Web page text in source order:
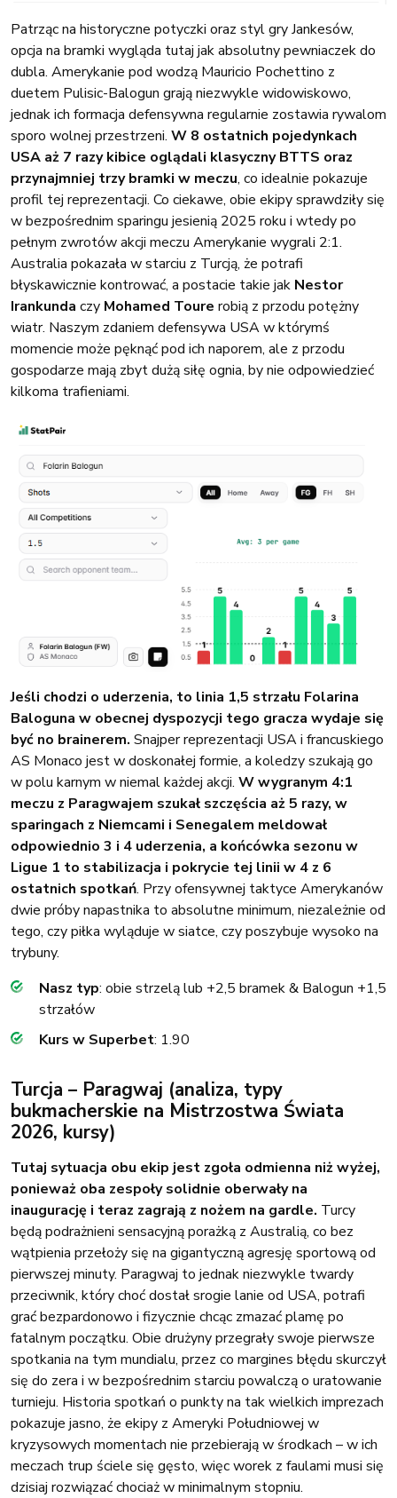
Patrząc na historyczne potyczki oraz styl gry Jankesów,
opcja na bramki wygląda tutaj jak absolutny pewniaczek do
dubla. Amerykanie pod wodzą Mauricio Pochettino z
duetem Pulisic-Balogun grają niezwykle widowiskowo,
jednak ich formacja defensywna regularnie zostawia rywalom
sporo wolnej przestrzeni. W 8 ostatnich pojedynkach
USA aż 7 razy kibice oglądali klasyczny BTTS oraz
przynajmniej trzy bramki w meczu, co idealnie pokazuje
profil tej reprezentacji. Co ciekawe, obie ekipy sprawdziły się
w bezpośrednim sparingu jesienią 2025 roku i wtedy po
pełnym zwrotów akcji meczu Amerykanie wygrali 2:1.
Australia pokazała w starciu z Turcją, że potrafi
błyskawicznie kontrować, a postacie takie jak Nestor
Irankunda czy Mohamed Toure robią z przodu potężny
wiatr. Naszym zdaniem defensywa USA w którymś
momencie może pęknąć pod ich naporem, ale z przodu
gospodarze mają zbyt dużą siłę ognia, by nie odpowiedzieć
kilkoma trafieniami.
Jeśli chodzi o uderzenia, to linia 1,5 strzału Folarina
Baloguna w obecnej dyspozycji tego gracza wydaje się
być no brainerem. Snajper reprezentacji USA i francuskiego
AS Monaco jest w doskonałej formie, a koledzy szukają go
w polu karnym w niemal każdej akcji. W wygranym 4:1
meczu z Paragwajem szukał szczęścia aż 5 razy, w
sparingach z Niemcami i Senegalem meldował
odpowiednio 3 i 4 uderzenia, a końcówka sezonu w
Ligue 1 to stabilizacja i pokrycie tej linii w 4 z 6
ostatnich spotkań. Przy ofensywnej taktyce Amerykanów
dwie próby napastnika to absolutne minimum, niezależnie od
tego, czy piłka wyląduje w siatce, czy poszybuje wysoko na
trybuny.
Nasz typ: obie strzelą lub +2,5 bramek & Balogun +1,5
strzałów
Kurs w Superbet: 1.90
Turcja – Paragwaj (analiza, typy
bukmacherskie na Mistrzostwa Świata
2026, kursy)
Tutaj sytuacja obu ekip jest zgoła odmienna niż wyżej,
ponieważ oba zespoły solidnie oberwały na
inaugurację i teraz zagrają z nożem na gardle. Turcy
będą podrażnieni sensacyjną porażką z Australią, co bez
wątpienia przełoży się na gigantyczną agresję sportową od
pierwszej minuty. Paragwaj to jednak niezwykle twardy
przeciwnik, który choć dostał srogie lanie od USA, potrafi
grać bezpardonowo i fizycznie chcąc zmazać plamę po
fatalnym początku. Obie drużyny przegrały swoje pierwsze
spotkania na tym mundialu, przez co margines błędu skurczył
się do zera i w bezpośrednim starciu powalczą o uratowanie
turnieju. Historia spotkań o punkty na tak wielkich imprezach
pokazuje jasno, że ekipy z Ameryki Południowej w
kryzysowych momentach nie przebierają w środkach – w ich
meczach trup ściele się gęsto, więc worek z faulami musi się
dzisiaj rozwiązać chociaż w minimalnym stopniu.